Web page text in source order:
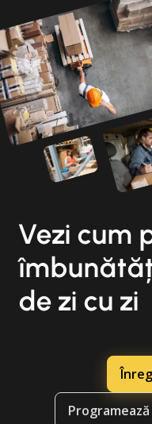
Vezi cum
de zi cu zi